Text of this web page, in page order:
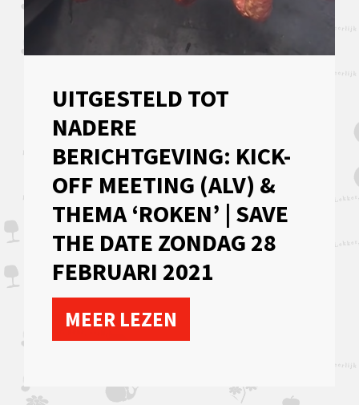
UITGESTELD TOT
NADERE
BERICHTGEVING: KICK-
OFF MEETING (ALV) &
THEMA ‘ROKEN’ | SAVE
THE DATE ZONDAG 28
FEBRUARI 2021
MEER LEZEN